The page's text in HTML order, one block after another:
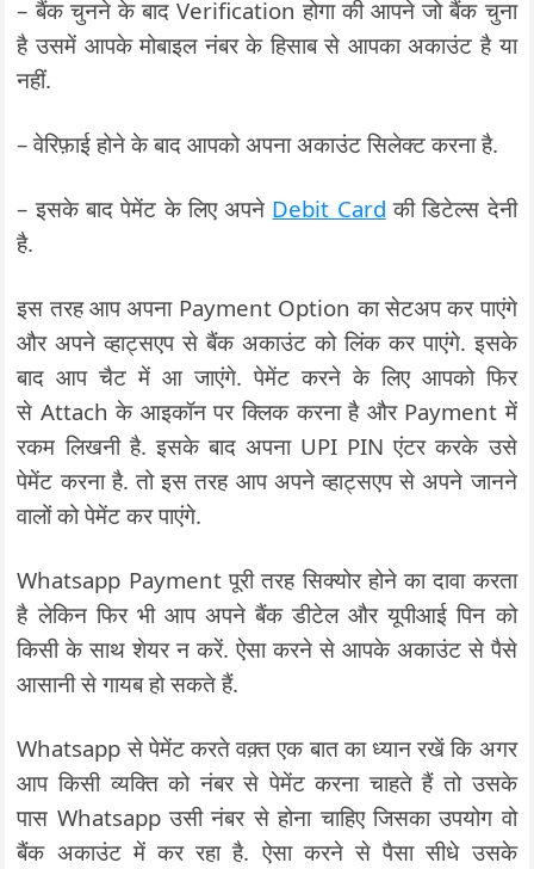
– बैंक चुनने के बाद Verification होगा की आपने जो बैंक चुना
है उसमें आपके मोबाइल नंबर के हिसाब से आपका अकाउंट है या
नहीं.
– वेरिफ़ाई होने के बाद आपको अपना अकाउंट सिलेक्ट करना है.
– इसके बाद पेमेंट के लिए अपने Debit Card की डिटेल्स देनी
है.
इस तरह आप अपना Payment Option का सेटअप कर पाएंगे
और अपने व्हाट्सएप से बैंक अकाउंट को लिंक कर पाएंगे. इसके
बाद आप चैट में आ जाएंगे. पेमेंट करने के लिए आपको फिर
से Attach के आइकॉन पर क्लिक करना है और Payment में
रकम लिखनी है. इसके बाद अपना UPI PIN एंटर करके उसे
पेमेंट करना है. तो इस तरह आप अपने व्हाट्सएप से अपने जानने
वालों को पेमेंट कर पाएंगे.
Whatsapp Payment पूरी तरह सिक्योर होने का दावा करता
है लेकिन फिर भी आप अपने बैंक डीटेल और यूपीआई पिन को
किसी के साथ शेयर न करें. ऐसा करने से आपके अकाउंट से पैसे
आसानी से गायब हो सकते हैं.
Whatsapp से पेमेंट करते वक़्त एक बात का ध्यान रखें कि अगर
आप किसी व्यक्ति को नंबर से पेमेंट करना चाहते हैं तो उसके
पास Whatsapp उसी नंबर से होना चाहिए जिसका उपयोग वो
बैंक अकाउंट में कर रहा है. ऐसा करने से पैसा सीधे उसके